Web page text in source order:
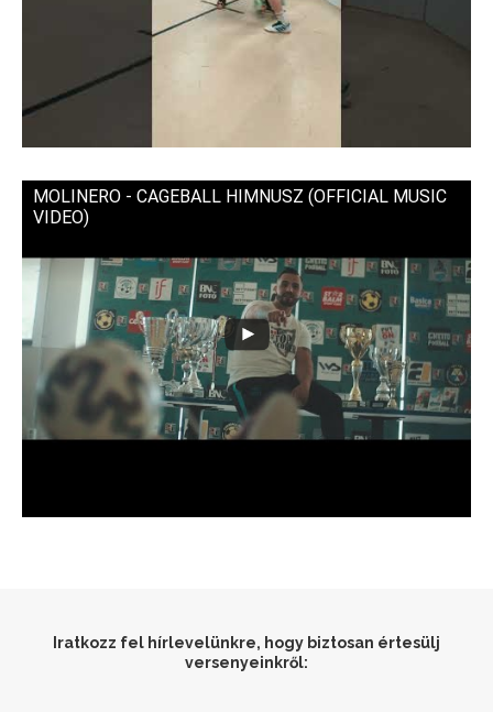
MOLINERO - CAGEBALL HIMNUSZ (OFFICIAL MUSIC
VIDEO)
Iratkozz fel hírlevelünkre, hogy biztosan értesülj
versenyeinkről: